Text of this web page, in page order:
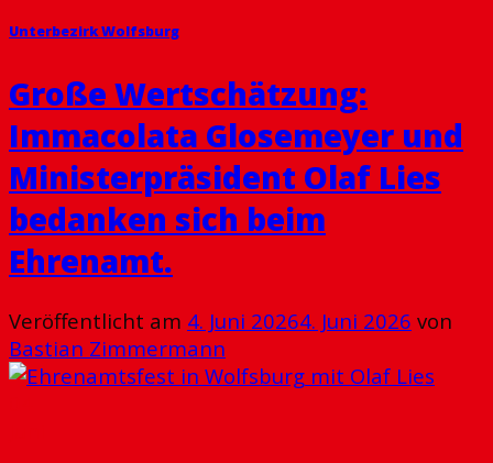
Unterbezirk Wolfsburg
Große Wertschätzung:
Immacolata Glosemeyer und
Ministerpräsident Olaf Lies
bedanken sich beim
Ehrenamt.
Veröffentlicht am 4. Juni 20264. Juni 2026 von
Bastian Zimmermann